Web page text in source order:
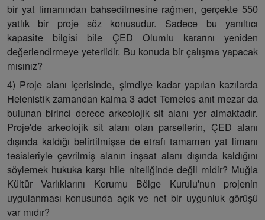
bir yat limanından bahsedilmesine rağmen, gerçekte 550
yatlık bir proje söz konusudur. Sadece bu yanıltıcı
kapasite bilgisi bile ÇED Olumlu kararını yeniden
değerlendirmeye yeterlidir. Bu konuda bir çalışma yapacak
mısınız?
4) Proje alanı içerisinde, şimdiye kadar yapılan kazılarda
Helenistik zamandan kalma 3 adet Temelos anıt mezar da
bulunan birinci derece arkeolojik sit alanı yer almaktadır.
Proje'de arkeolojik sit alanı olan parsellerin, ÇED alanı
dışında kaldığı belirtilmişse de etrafı tamamen yat limanı
tesisleriyle çevrilmiş alanın inşaat alanı dışında kaldığını
söylemek hukuka karşı hile niteliğinde değil midir? Muğla
Kültür Varlıklarını Korumu Bölge Kurulu'nun projenin
uygulanması konusunda açık ve net bir uygunluk görüşü
var mıdır?